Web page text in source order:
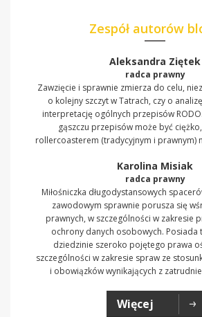
Zespół autorów
Aleksandra Ziętek
radca prawny
Zawzięcie i sprawnie zmierza do celu,
o kolejny szczyt w Tatrach, czy o
interpretację ogólnych przepisów
gąszczu przepisów może być
rollercoasterem (tradycyjnym i prawnym)
Karolina Misiak
radca prawny
Miłośniczka długodystansowych
zawodowym sprawnie porusza się
prawnych, w szczególności w zakresie
ochrony danych osobowych. Posiada
dziedzinie szeroko pojętego prawa
szczególności w zakresie spraw ze
i obowiązków wynikających z
Więcej